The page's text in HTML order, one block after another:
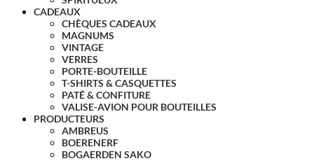
CADEAUX
CHÈQUES CADEAUX
MAGNUMS
VINTAGE
VERRES
PORTE-BOUTEILLE
T-SHIRTS & CASQUETTES
PATÉ & CONFITURE
VALISE-AVION POUR BOUTEILLES
PRODUCTEURS
AMBREUS
BOERENERF
BOGAERDEN SAKO